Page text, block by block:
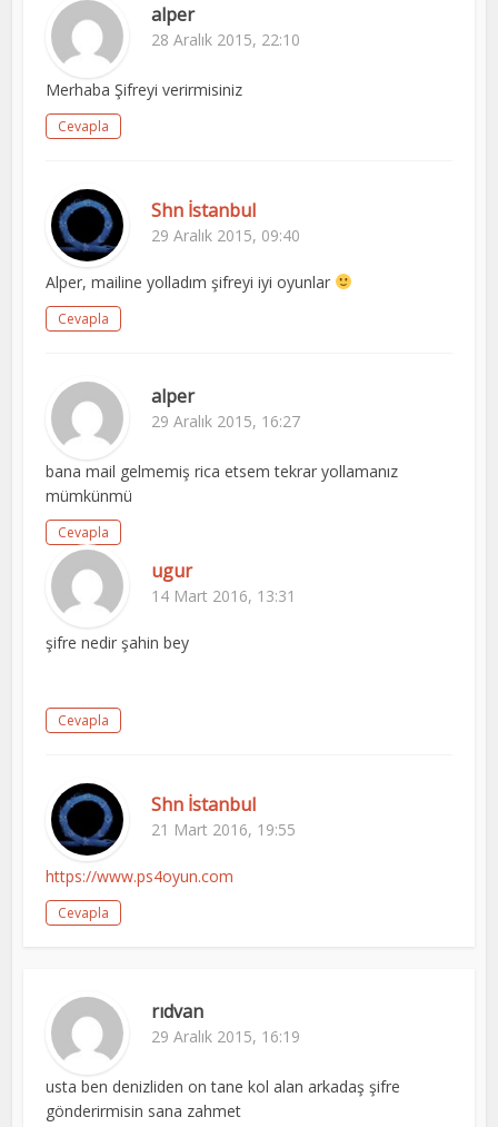
alper
28 Aralık 2015, 22:10
Merhaba Şifreyi verirmisiniz
Cevapla
Shn İstanbul
29 Aralık 2015, 09:40
Alper, mailine yolladım şifreyi iyi oyunlar
Cevapla
alper
29 Aralık 2015, 16:27
bana mail gelmemiş rica etsem tekrar yollamanız
mümkünmü
Cevapla
ugur
14 Mart 2016, 13:31
şifre nedir şahin bey
Cevapla
Shn İstanbul
21 Mart 2016, 19:55
https://www.ps4oyun.com
Cevapla
rıdvan
29 Aralık 2015, 16:19
usta ben denizliden on tane kol alan arkadaş şifre
gönderirmisin sana zahmet